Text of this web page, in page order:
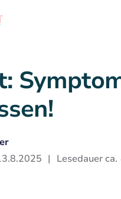
| Lesedauer ca.